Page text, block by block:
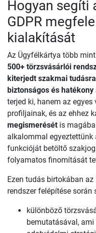
Hogyan segíti
GDPR
kialakítását
Az Ügyfélkártya több
500+ törzsvásárlói
kiterjedt szakmai tudásra
biztonságos és
terjed ki, hanem az
profiljainak, és az ehhez
megismerését is
alkalommal
funkcióját betöltő
folyamatos finomítását
Ezen tudás birtokában
rendszer felépítése során
különböző
bemutatásával,